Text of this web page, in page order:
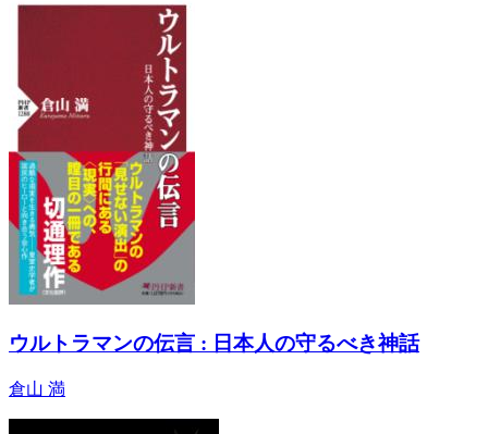
ウルトラマンの伝言 : 日本人の守るべき神話
倉山 満